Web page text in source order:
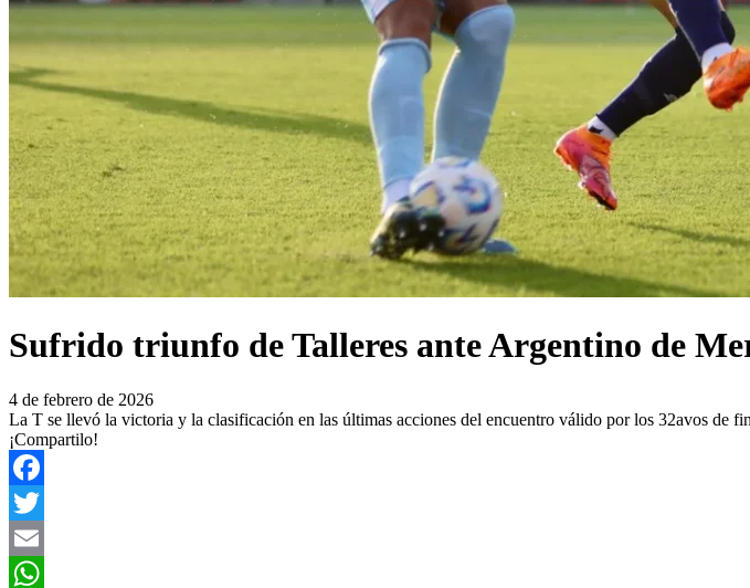
Sufrido triunfo de Talleres ante Argentino de
4 de febrero de 2026
La T se llevó la victoria y la clasificación en las últimas acciones del encuentro válido por los 32avos de
¡Compartilo!
Facebook
Twitter
Email